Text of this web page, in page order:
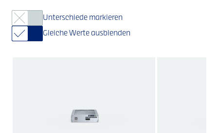
Unterschiede markieren
Gleiche Werte ausblenden